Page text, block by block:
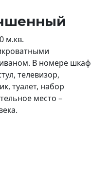
м.кв.
В номере шкаф
телевизор,
туалет, набор
место –